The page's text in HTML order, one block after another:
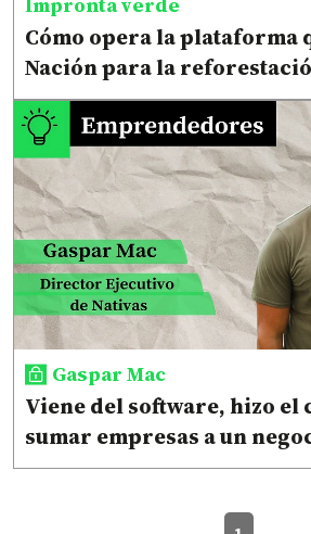
Cómo opera la plataforma
Nación para la
Gaspar Mac
Viene del software, hizo el
sumar empresas a un